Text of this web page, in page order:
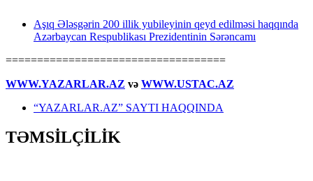
Aşıq Ələsgərin 200 illik yubileyinin qeyd edilməsi haqqında
Azərbaycan Respublikası Prezidentinin Sərəncamı
===================================
WWW.YAZARLAR.AZ və WWW.USTAC.AZ
“YAZARLAR.AZ” SAYTI HAQQINDA
TƏMSİLÇİLİK